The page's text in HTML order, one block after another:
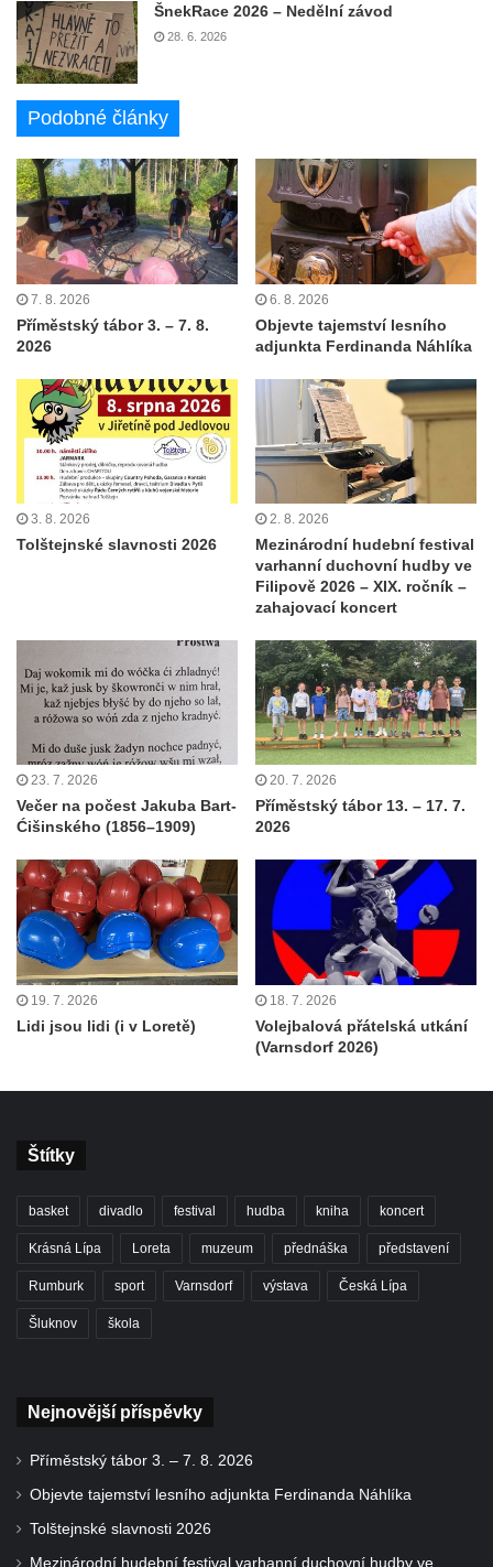
ŠnekRace 2026 – Nedělní závod
28. 6. 2026
Podobné články
7. 8. 2026
Příměstský tábor 3. – 7. 8.
2026
6. 8. 2026
Objevte tajemství lesního
adjunkta Ferdinanda Náhlíka
3. 8. 2026
Tolštejnské slavnosti 2026
2. 8. 2026
Mezinárodní hudební festival
varhanní duchovní hudby ve
Filipově 2026 – XIX. ročník –
zahajovací koncert
23. 7. 2026
Večer na počest Jakuba Bart-
Ćišinského (1856–1909)
20. 7. 2026
Příměstský tábor 13. – 17. 7.
2026
19. 7. 2026
Lidi jsou lidi (i v Loretě)
18. 7. 2026
Volejbalová přátelská utkání
(Varnsdorf 2026)
Štítky
basket divadlo festival hudba kniha koncert
Krásná Lípa Loreta muzeum přednáška představení
Rumburk sport Varnsdorf výstava Česká Lípa
Šluknov škola
Nejnovější příspěvky
Příměstský tábor 3. – 7. 8. 2026
Objevte tajemství lesního adjunkta Ferdinanda Náhlíka
Tolštejnské slavnosti 2026
Mezinárodní hudební festival varhanní duchovní hudby ve